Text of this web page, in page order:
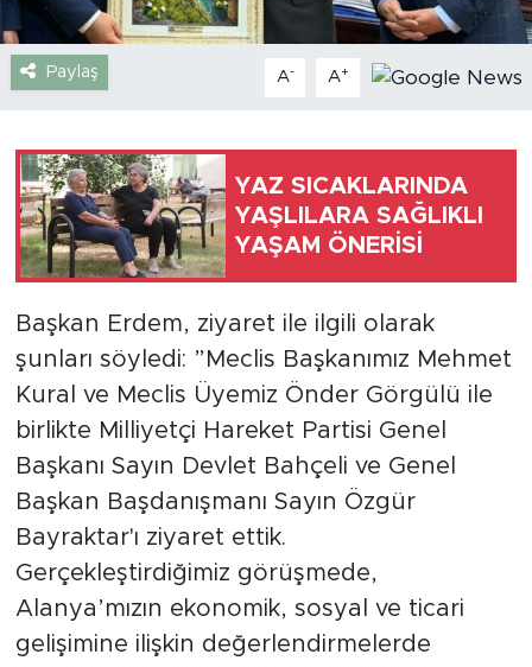
Paylaş A- A+
YAZ SICAKLARINDA
YAŞLILARA SAĞLIKLI
YAŞAM ÖNERİSİ
Başkan Erdem, ziyaret ile ilgili olarak
şunları söyledi: ”Meclis Başkanımız Mehmet
Kural ve Meclis Üyemiz Önder Görgülü ile
birlikte Milliyetçi Hareket Partisi Genel
Başkanı Sayın Devlet Bahçeli ve Genel
Başkan Başdanışmanı Sayın Özgür
Bayraktar'ı ziyaret ettik.
Gerçekleştirdiğimiz görüşmede,
Alanya’mızın ekonomik, sosyal ve ticari
gelişimine ilişkin değerlendirmelerde
Siyaset
Spor
Turizm
Türkiye
Yaşam
Yerel